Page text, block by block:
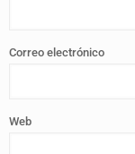
Correo electrónico
Web